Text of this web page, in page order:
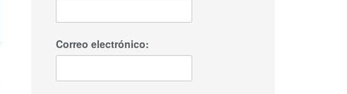
Correo electrónico: